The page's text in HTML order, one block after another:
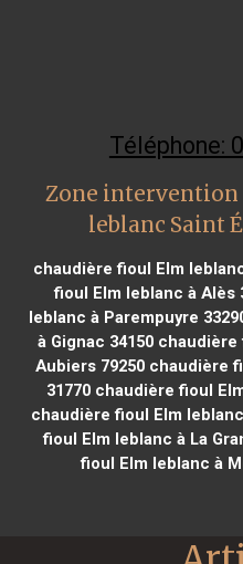
Téléphone:
Zone intervention
leblanc Saint
chaudière fioul Elm
fioul Elm leblanc à Alès
leblanc à Parempuyre
à Gignac 34150 chaudière
Aubiers 79250chaudière
31770 chaudière fioul
chaudière fioul Elm
fioul Elm leblanc à La
fioul Elm leblanc à